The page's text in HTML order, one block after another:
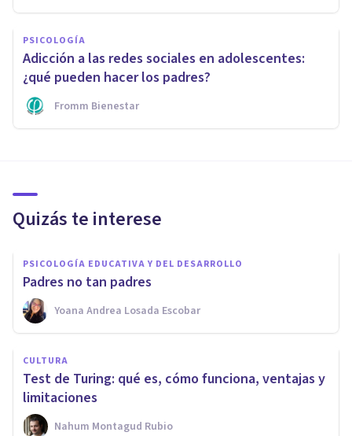
PSICOLOGÍA
Adicción a las redes sociales en adolescentes:
¿qué pueden hacer los padres?
Fromm Bienestar
Quizás te interese
PSICOLOGÍA EDUCATIVA Y DEL DESARROLLO
Padres no tan padres
Yoana Andrea Losada Escobar
CULTURA
Test de Turing: qué es, cómo funciona, ventajas y
limitaciones
Nahum Montagud Rubio